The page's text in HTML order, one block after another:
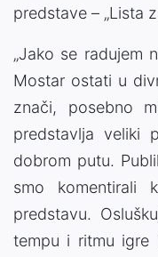
predstave – „Lista
„Jako se radujem
Mostar ostati u
znači, posebno
predstavlja veliki
dobrom putu.
smo komentirali
predstavu.
tempu i ritmu igre